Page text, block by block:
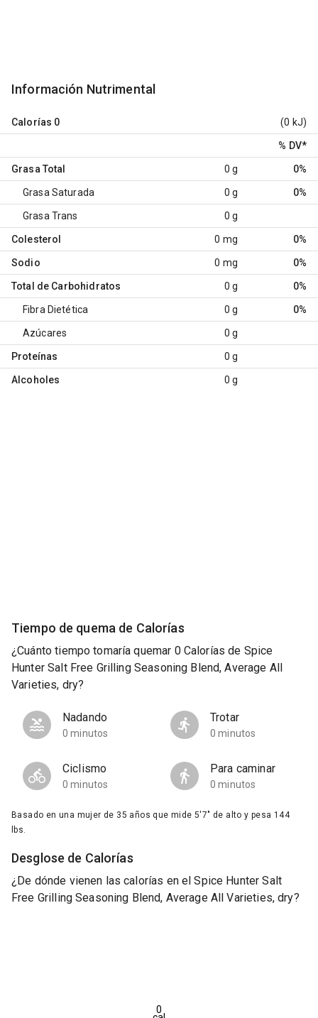
Información Nutrimental
Calorías 0 (0 kJ)
% DV*
Grasa Total 0 g 0%
Grasa Saturada 0 g 0%
Grasa Trans 0 g
Colesterol 0 mg 0%
Sodio 0 mg 0%
Total de Carbohidratos 0 g 0%
Fibra Dietética 0 g 0%
Azúcares 0 g
Proteínas 0 g
Alcoholes 0 g
Tiempo de quema de Calorías
¿Cuánto tiempo tomaría quemar 0 Calorías de Spice
Hunter Salt Free Grilling Seasoning Blend, Average All
Varieties, dry?
Nadando
0 minutos
Trotar
0 minutos
Ciclismo
0 minutos
Para caminar
0 minutos
Basado en una mujer de 35 años que mide 5'7" de alto y pesa 144
lbs.
Desglose de Calorías
¿De dónde vienen las calorías en el Spice Hunter Salt
Free Grilling Seasoning Blend, Average All Varieties, dry?
0